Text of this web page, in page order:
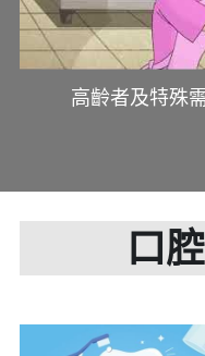
高齡者及特殊
口